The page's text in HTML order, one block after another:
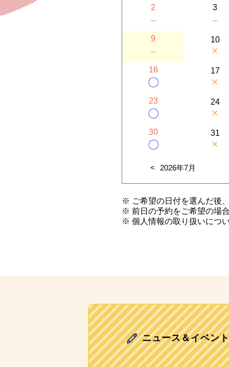
2
－
3
－
9
－
10
×
16
〇
17
×
23
〇
24
×
30
〇
31
×
2026年7月
※ ご希望の日付を選んだ後
※ 前日の予約をご希望の場
※ 個人情報の取り扱いにつ
ニュース＆イベント